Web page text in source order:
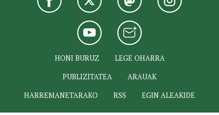
HONI BURUZ
LEGE OHARRA
PUBLIZITATEA
ARAUAK
HARREMANETARAKO
RSS EGIN ALEAKIDE